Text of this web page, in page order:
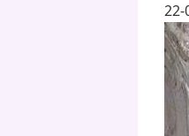
22-